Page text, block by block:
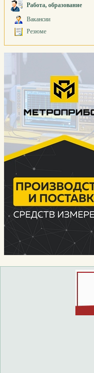
Работа, образование
Вакансии
Резюме